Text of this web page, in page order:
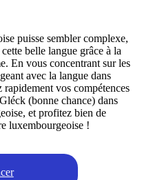
puisse sembler complexe,
belle langue grâce à la
En vous concentrant sur les
avec la langue dans
vos compétences
(bonne chance) dans
et profitez bien de
luxembourgeoise !